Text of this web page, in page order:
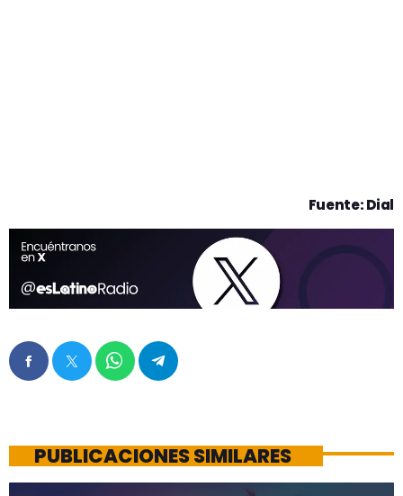
Fuente: Dial
PUBLICACIONES SIMILARES